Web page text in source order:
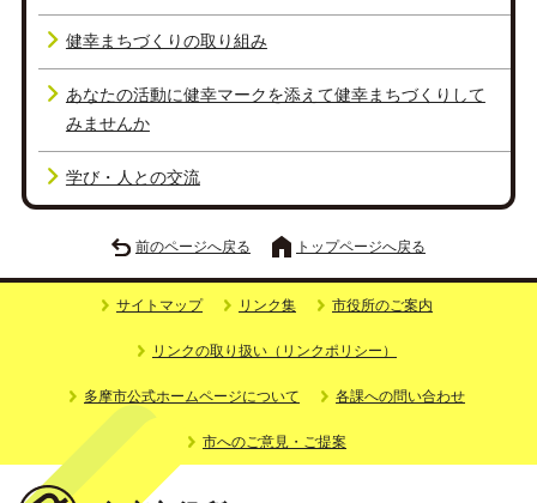
健幸まちづくりの取り組み
あなたの活動に健幸マークを添えて健幸まちづくりして
みませんか
学び・人との交流
前のページへ戻る トップページへ戻る
サイトマップ リンク集 市役所のご案内
リンクの取り扱い（リンクポリシー）
多摩市公式ホームページについて 各課への問い合わせ
市へのご意見・ご提案